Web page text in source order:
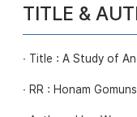
TITLE &
∙ Title : A Study of
∙ RR : Honam